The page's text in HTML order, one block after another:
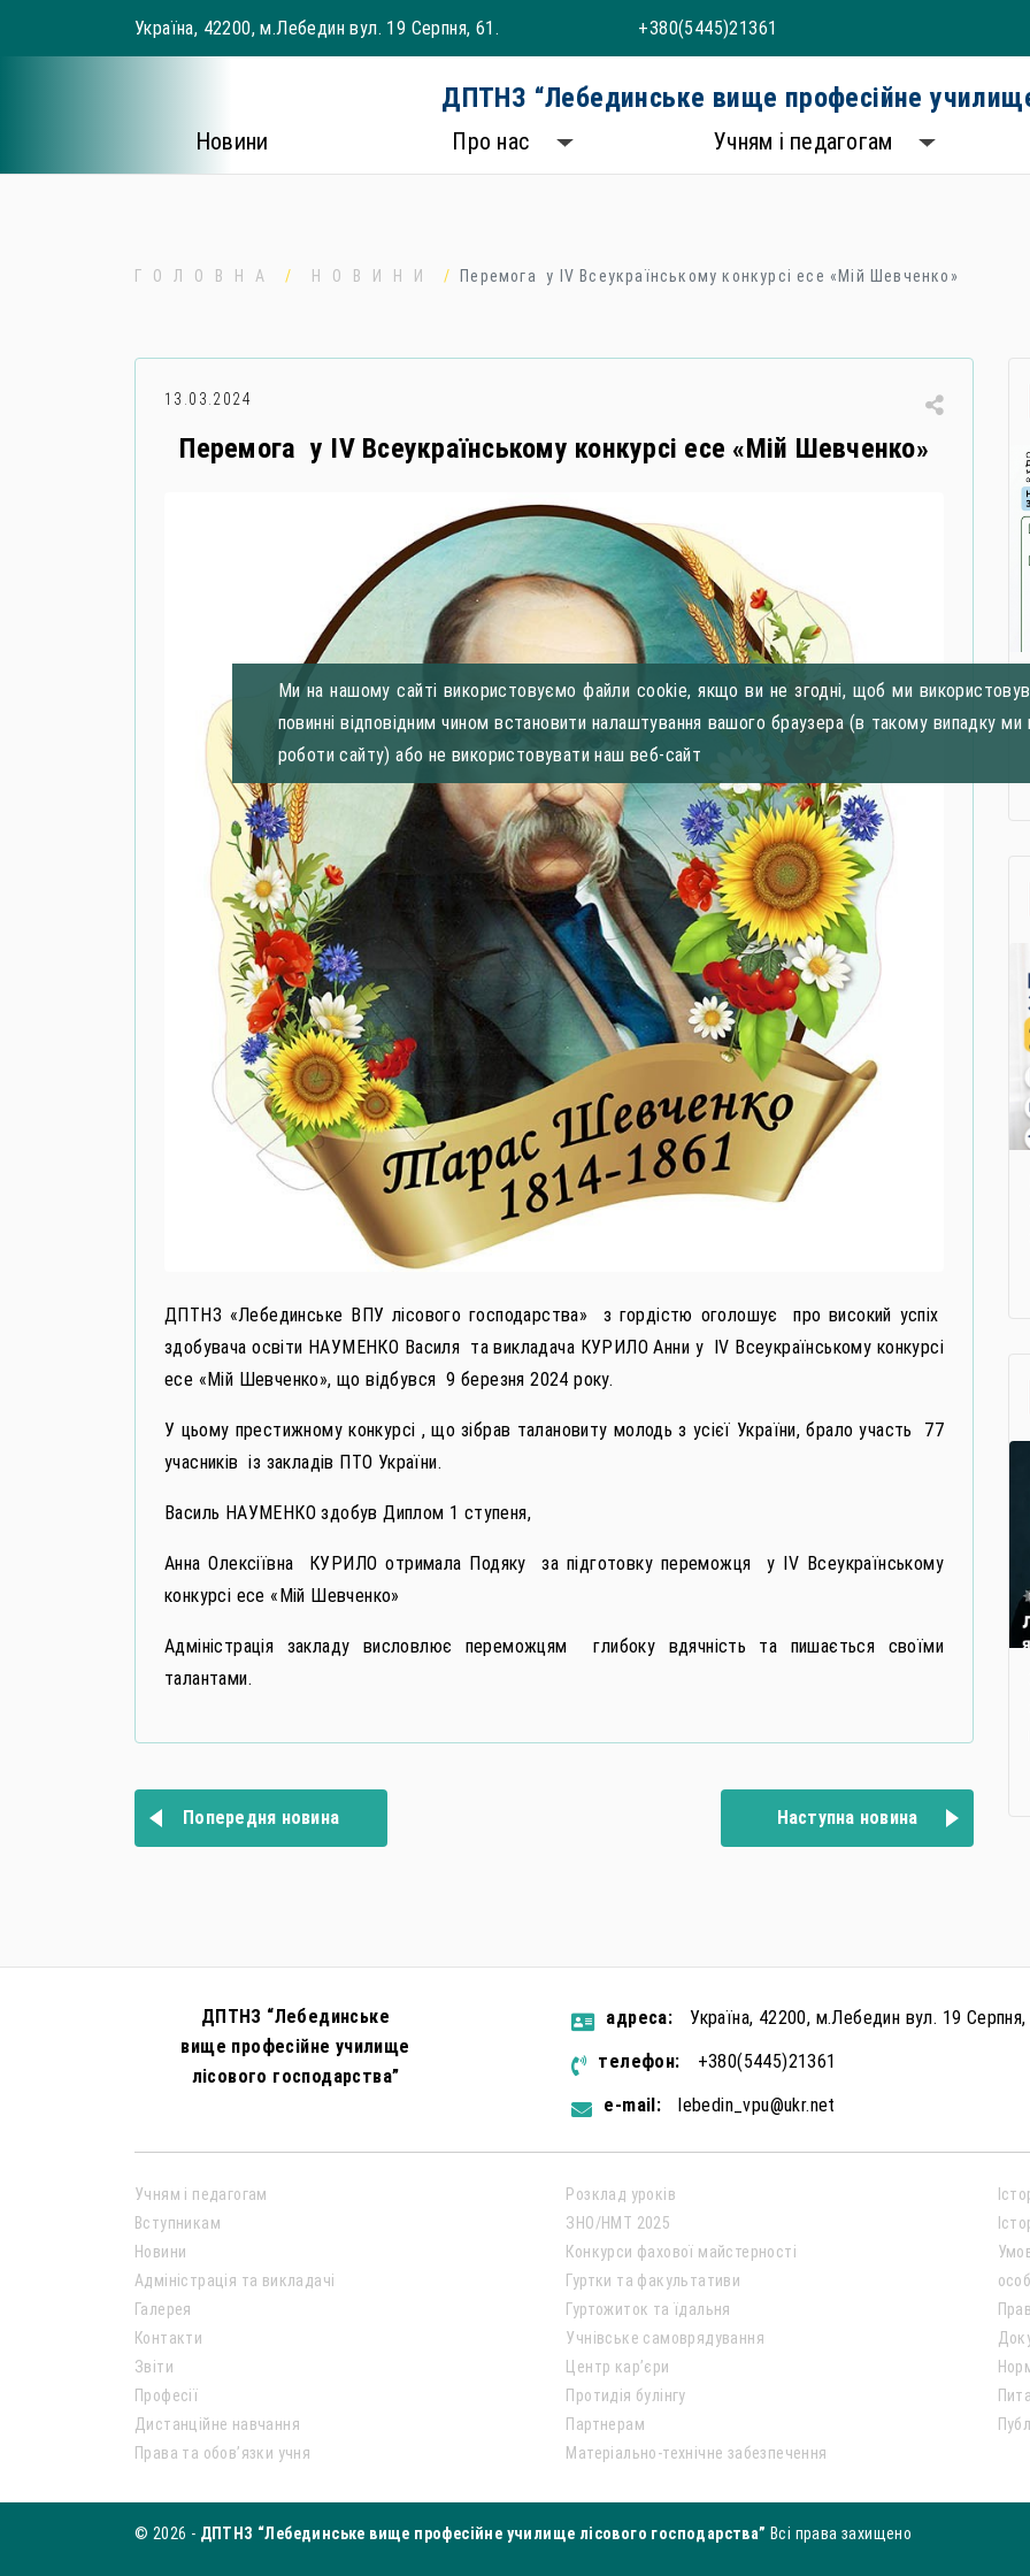
Україна, 42200, м.Лебедин вул. 19 Серпня, 61. +380(5445)21361
ДПТНЗ “Лебединське вище професійне
Новини Про нас Учням і педагогам
ГОЛОВНА НОВИНИ Перемога у ІV Всеукраїнському конкурсі есе «Мій Шевченко»
13.03.2024
Перемога у ІV Всеукраїнському конкурсі есе «Мій Шевченко»
ДПТНЗ «Лебединське ВПУ лісового господарства» з гордістю оголошує про високий успіх
здобувача освіти НАУМЕНКО Василя та викладача КУРИЛО Анни у ІV Всеукраїнському конкурсі
есе «Мій Шевченко», що відбувся 9 березня 2024 року.
У цьому престижному конкурсі , що зібрав талановиту молодь з усієї України, брало участь 77
учасників із закладів ПТО України.
Василь НАУМЕНКО здобув Диплом 1 ступеня,
Анна Олексіївна КУРИЛО отримала Подяку за підготовку переможця у ІV Всеукраїнському
конкурсі есе «Мій Шевченко»
Адміністрація закладу висловлює переможцям глибоку вдячність та пишається своїми
талантами.
записівПопередня новина Наступна новина
Ми на нашому сайті використовуємо файли cookie, якщо ви не згодні, щоб ми
повинні відповідним чином встановити налаштування вашого браузера (в такому випадку ми
роботи сайту) або не використовувати наш веб-сайт
ДПТНЗ “Лебединське
вище професійне училище
лісового господарства”
aдресa:
Україна, 42200, м.Лебедин вул. 19 Серпня,
телефон:
+380(5445)21361
e-mail:
lebedin_vpu@ukr.net
Учням і педагогам
Вступникам
Новини
Адміністрація та викладачі
Галерея
Контакти
Звіти
Професії
Дистанційне навчання
Права та обов’язки учня
Розклад уроків
ЗНО/НМТ 2025
Конкурси фахової майстерності
Гуртки та факультативи
Гуртожиток та їдальня
Учнівське самоврядування
Центр кар’єри
Протидія булінгу
Партнерам
Матеріально-технічне забезпечення
© 2026 - ДПТНЗ “Лебединське вище професійне училище лісового господарства” Всі права захищено